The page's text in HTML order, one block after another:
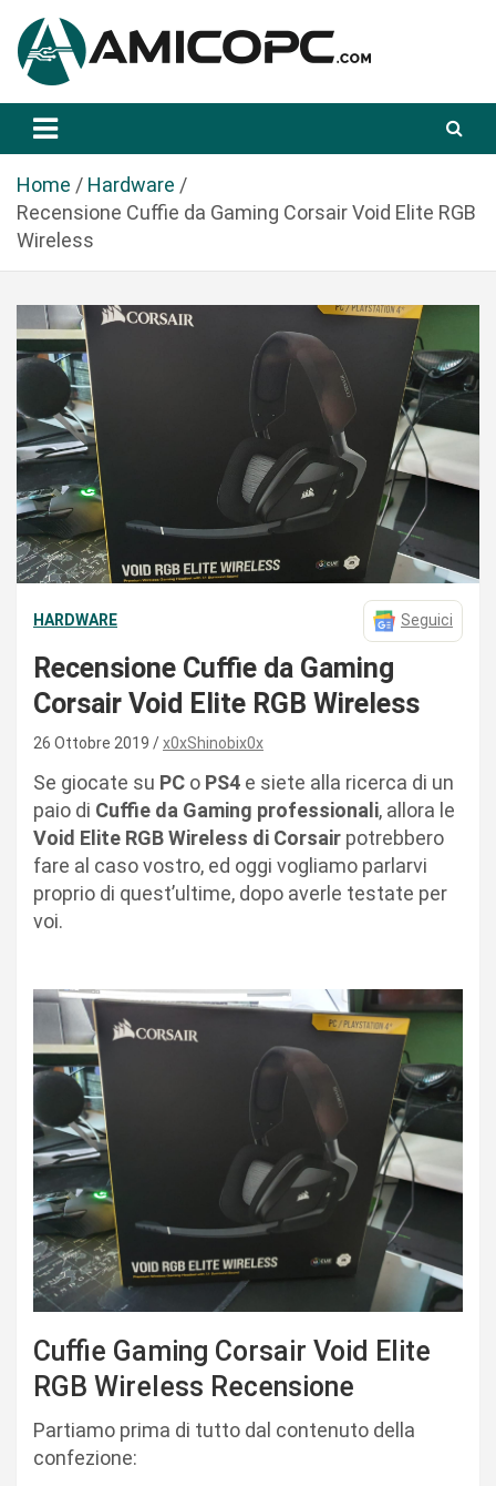
a
Amicopc.com
Home
Hardware
Recensione Cuffie da Gaming Corsair Void Elite RGB
Wireless
HARDWARE Seguici
Recensione Cuffie da Gaming
Corsair Void Elite RGB Wireless
26 Ottobre 2019 x0xShinobix0x
Se giocate su PC o PS4 e siete alla ricerca di un
paio di Cuffie da Gaming professionali, allora le
Void Elite RGB Wireless di Corsair potrebbero
fare al caso vostro, ed oggi vogliamo parlarvi
proprio di quest’ultime, dopo averle testate per
voi.
Cuffie Gaming Corsair Void Elite
RGB Wireless Recensione
Partiamo prima di tutto dal contenuto della
confezione: